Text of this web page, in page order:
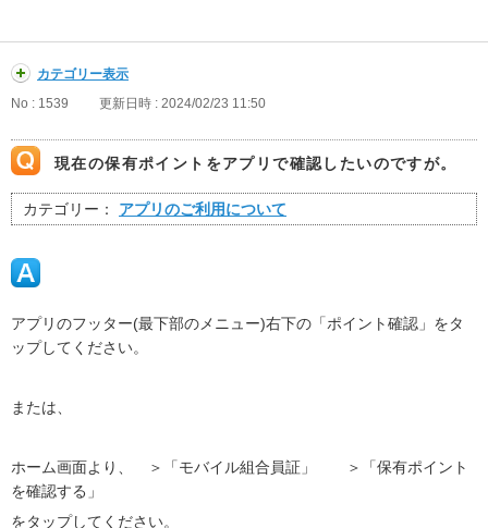
カテゴリー表示
No : 1539
更新日時 : 2024/02/23 11:50
現在の保有ポイントをアプリで確認したいのですが。
カテゴリー： アプリのご利用について
アプリのフッター(最下部のメニュー)右下の「ポイント確認」をタ
ップしてください。
または、
ホーム画面より、 ＞「モバイル組合員証」 ＞「保有ポイント
を確認する」
をタップしてください。